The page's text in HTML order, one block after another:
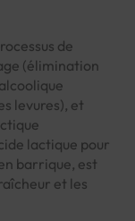
de
(élimination
levures), et
lactique pour
barrique, est
et les